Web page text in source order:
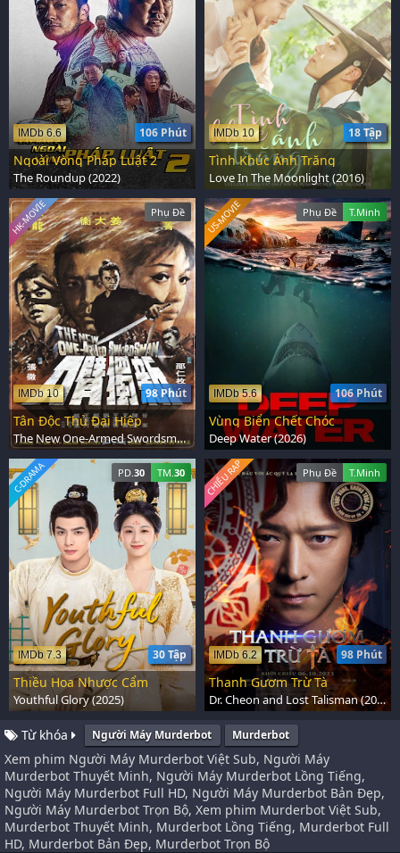
106 Phút
IMDb 6.6
Ngoài Vòng Pháp Luật 2
The Roundup (2022)
18 Tập
IMDb 10
Tình Khúc Ánh Trăng
Love In The Moonlight (2016)
Phụ Đề
98 Phút
IMDb 10
HK-MOVIE
Tân Độc Thủ Đại Hiệp
The New One-Armed Swordsman (1971)
Phụ Đề T.Minh
106 Phút
IMDb 5.6
US-MOVIE
Vùng Biển Chết Chóc
Deep Water (2026)
PD.30 TM.30
30 Tập
IMDb 7.3
C-DRAMA
Thiều Hoa Nhược Cẩm
Youthful Glory (2025)
Phụ Đề T.Minh
98 Phút
IMDb 6.2
CHIẾU RẠP
Thanh Gươm Trừ Tà
Dr. Cheon and Lost Talisman (2023)
Từ khóa Người Máy Murderbot Murderbot
Xem phim Người Máy Murderbot Việt Sub, Người Máy
Murderbot Thuyết Minh, Người Máy Murderbot Lồng Tiếng,
Người Máy Murderbot Full HD, Người Máy Murderbot Bản Đẹp,
Người Máy Murderbot Trọn Bộ, Xem phim Murderbot Việt Sub,
Murderbot Thuyết Minh, Murderbot Lồng Tiếng, Murderbot Full
HD, Murderbot Bản Đẹp, Murderbot Trọn Bộ